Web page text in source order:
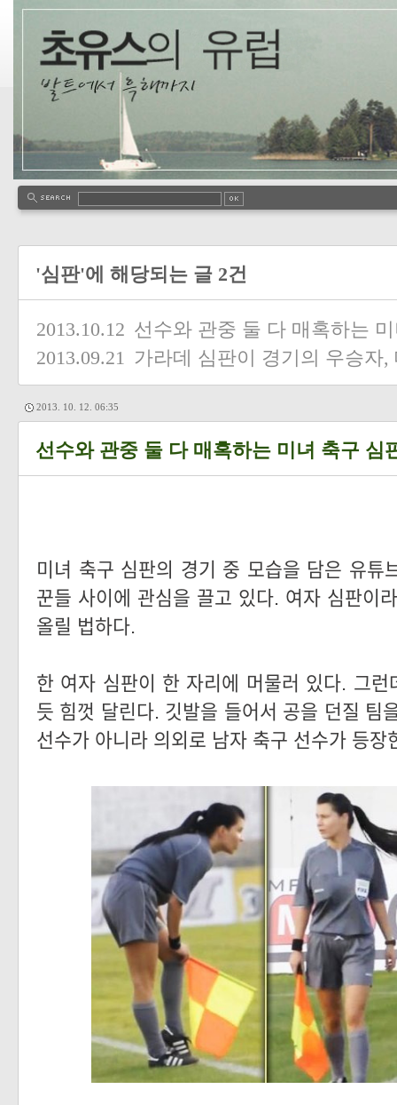
'심판'에 해당되는 글 2건
2013.10.12 선수와 관중 둘 다 매혹하는
2013.09.21 가라데 심판이 경기의 우승자,
2013. 10. 12. 06:35
선수와 관중 둘 다 매혹하는 미녀 축구 심
미녀 축구 심판의 경기 중 모습을 담은 유튜
꾼들 사이에 관심을 끌고 있다. 여자 심판이
올릴 법하다.
한 여자 심판이 한 자리에 머물러 있다. 그런
듯 힘껏 달린다. 깃발을 들어서 공을 던질 팀
선수가 아니라 의외로 남자 축구 선수가 등장